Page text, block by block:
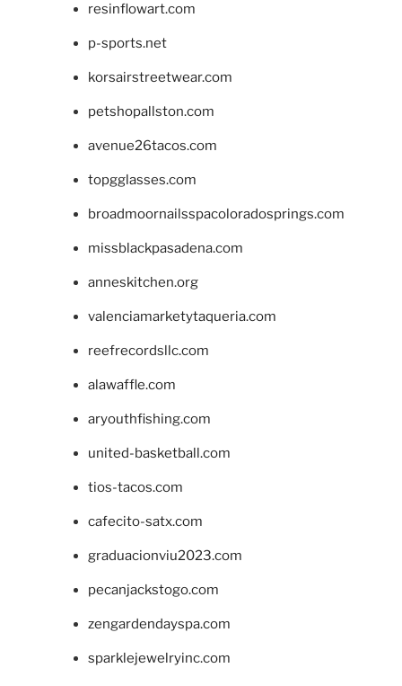
resinflowart.com
p-sports.net
korsairstreetwear.com
petshopallston.com
avenue26tacos.com
topgglasses.com
broadmoornailsspacoloradosprings.com
missblackpasadena.com
anneskitchen.org
valenciamarketytaqueria.com
reefrecordsllc.com
alawaffle.com
aryouthfishing.com
united-basketball.com
tios-tacos.com
cafecito-satx.com
graduacionviu2023.com
pecanjackstogo.com
zengardendayspa.com
sparklejewelryinc.com